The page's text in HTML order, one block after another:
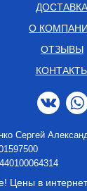
О
Цены в
ДОСТАВКА
ОТЗЫВЫ
Сергей